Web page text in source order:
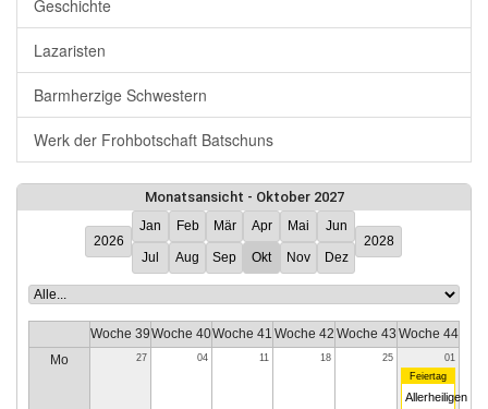
Geschichte
Lazaristen
Barmherzige Schwestern
Werk der Frohbotschaft Batschuns
Monatsansicht - Oktober 2027
2026
Jan Feb Mär Apr Mai Jun
Jul Aug Sep Okt Nov Dez
2028
Woche 39Woche 40Woche 41 Woche 42 Woche 43 Woche 44
Mo
27 04 11 18 25
01
Feiertag
Allerheiligen